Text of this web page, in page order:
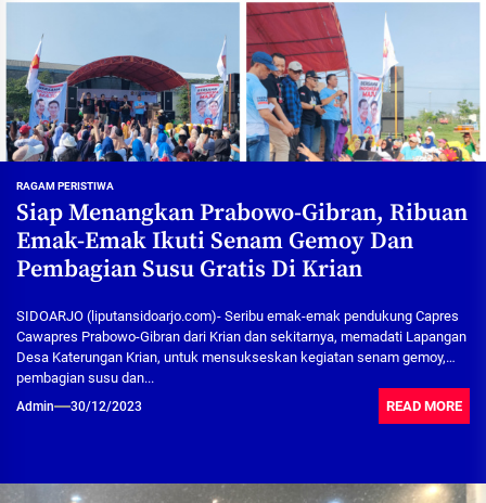
RAGAM PERISTIWA
Siap Menangkan Prabowo-Gibran, Ribuan
Emak-Emak Ikuti Senam Gemoy Dan
Pembagian Susu Gratis Di Krian
SIDOARJO (liputansidoarjo.com)- Seribu emak-emak pendukung Capres
Cawapres Prabowo-Gibran dari Krian dan sekitarnya, memadati Lapangan
Desa Katerungan Krian, untuk mensukseskan kegiatan senam gemoy,
pembagian susu dan...
Admin 30/12/2023 READ MORE